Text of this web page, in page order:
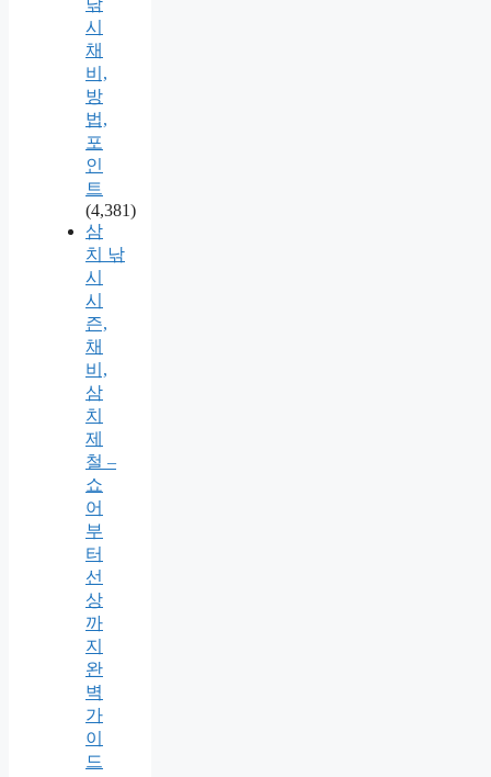
낚
시
채
비,
방
법,
포
인
트
(4,381)
삼
치 낚
시
시
즌,
채
비,
삼
치
제
철 –
쇼
어
부
터
선
상
까
지
완
벽
가
이
드